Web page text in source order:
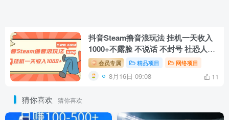
抖音Steam撸音浪玩法 挂机一天收入
1000+不露脸 不说话 不封号 社恐人群
福音会员专属 精品项目 网络项目
8月16日 09:08 11
猜你喜欢 猜你喜欢